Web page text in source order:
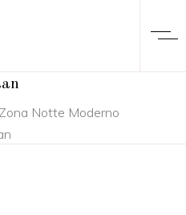
Zona Notte Moderno